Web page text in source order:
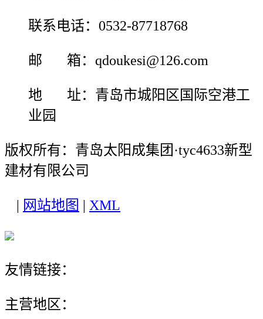
联系电话：0532-87718768
邮 箱：qdoukesi@126.com
地 址：青岛市城阳区国际空港工
业园
版权所有：青岛太阳成集团·tyc4633新型
建材有限公司
网站地图 XML
友情链接：
主营地区：